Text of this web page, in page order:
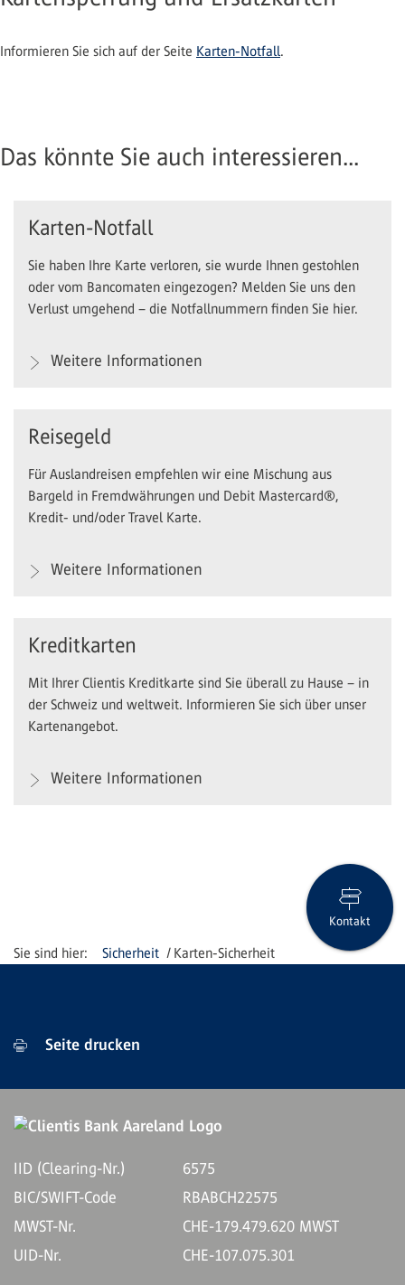
Informieren Sie sich auf der Seite Karten-Notfall.
Das könnte Sie auch interessieren...
Karten-Notfall
Sie haben Ihre Karte verloren, sie wurde Ihnen gestohlen
oder vom Bancomaten eingezogen? Melden Sie uns den
Verlust umgehend – die Notfallnummern finden Sie hier.
Weitere Informationen
Reisegeld
Für Auslandreisen empfehlen wir eine Mischung aus
Bargeld in Fremdwährungen und Debit Mastercard®,
Kredit- und/oder Travel Karte.
Weitere Informationen
Kreditkarten
Mit Ihrer Clientis Kreditkarte sind Sie überall zu Hause – in
der Schweiz und weltweit. Informieren Sie sich über unser
Kartenangebot.
Weitere Informationen
Sicherheit Karten-Sicherheit
Kontakt
Seite drucken
IID (Clearing-Nr.)
6575
BIC/SWIFT-Code
RBABCH22575
MWST-Nr.
CHE-179.479.620 MWST
UID-Nr.
CHE-107.075.301